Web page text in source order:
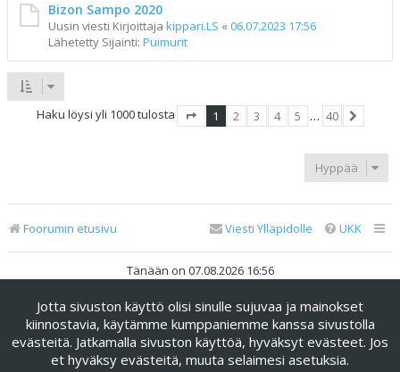
Bizon Sampo 2020
Uusin viesti Kirjoittaja kippari.LS « 06.07.2023 17:56
Lähetetty Sijainti: Puimurit
Haku löysi yli 1000 tulosta
1 2 3 4 5 … 40
Hyppää
Foorumin etusivu UKK
Viesti Ylläpidolle
Tänään on 07.08.2026 16:56
Keskustelufoorumin ohjelmistophpBB® Forum Software ©
phpBB Limited
Käännös: phpBB Suomi (lurttinen, harritapio, Pettis)
phpBB Metro Theme byPixelGoose Studio
Jotta sivuston käyttö olisi sinulle sujuvaa ja mainokset
kiinnostavia, käytämme kumppaniemme kanssa sivustolla
evästeitä. Jatkamalla sivuston käyttöä, hyväksyt evästeet. Jos
et hyväksy evästeitä, muuta selaimesi asetuksia.